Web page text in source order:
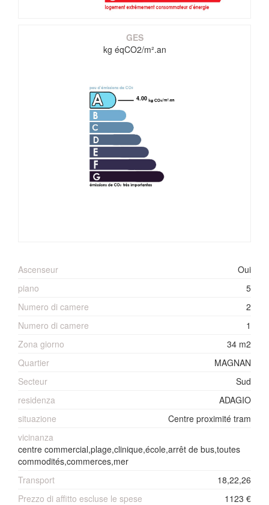
GES
kg éqCO2/m².an
4.00
Ascenseur
Oui
piano
5
Numero di camere
2
Numero di camere
1
Zona giorno
34 m2
Quartier
MAGNAN
Secteur
Sud
residenza
ADAGIO
situazione
Centre proximité tram
vicinanza
centre commercial,plage,clinique,école,arrêt de bus,toutes
commodités,commerces,mer
Transport
18,22,26
Prezzo di affitto escluse le spese
1123 €